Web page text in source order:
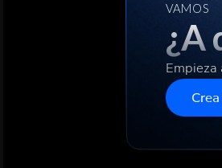
VAMOS
¿A
Empieza